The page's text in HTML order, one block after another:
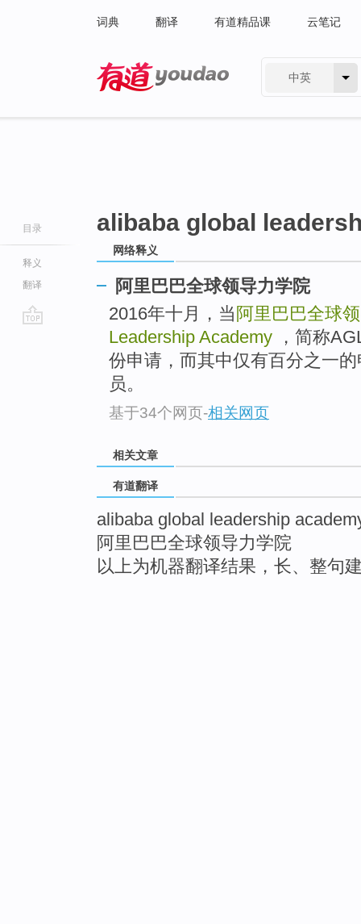
词典 翻译 有道精品课 云笔记
中英
目录
释义
翻译
alibaba global
网络释义
阿里巴巴全球领导力学院
2016年十月，当 阿里巴巴全球
Leadership Academy ，简称
份申请，而其中仅有百分之一
员。
基于34个网页-相关网页
相关文章
有道翻译
alibaba global leadership
阿里巴巴全球领导力学院
以上为机器翻译结果，长、整句